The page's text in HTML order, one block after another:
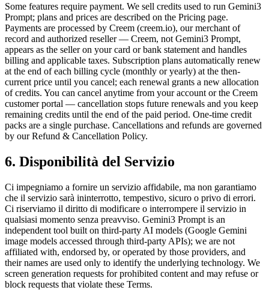
Some features require payment. We sell credits used to run Gemini3
Prompt; plans and prices are described on the Pricing page.
Payments are processed by Creem (creem.io), our merchant of
record and authorized reseller — Creem, not Gemini3 Prompt,
appears as the seller on your card or bank statement and handles
billing and applicable taxes. Subscription plans automatically renew
at the end of each billing cycle (monthly or yearly) at the then-
current price until you cancel; each renewal grants a new allocation
of credits. You can cancel anytime from your account or the Creem
customer portal — cancellation stops future renewals and you keep
remaining credits until the end of the paid period. One-time credit
packs are a single purchase. Cancellations and refunds are governed
by our Refund & Cancellation Policy.
6. Disponibilità del Servizio
Ci impegniamo a fornire un servizio affidabile, ma non garantiamo
che il servizio sarà ininterrotto, tempestivo, sicuro o privo di errori.
Ci riserviamo il diritto di modificare o interrompere il servizio in
qualsiasi momento senza preavviso. Gemini3 Prompt is an
independent tool built on third-party AI models (Google Gemini
image models accessed through third-party APIs); we are not
affiliated with, endorsed by, or operated by those providers, and
their names are used only to identify the underlying technology. We
screen generation requests for prohibited content and may refuse or
block requests that violate these Terms.